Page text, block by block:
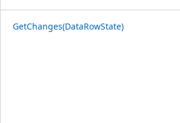
GetChanges(DataRowState)